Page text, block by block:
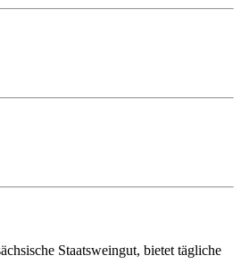
Staatsweingut, bietet tägliche